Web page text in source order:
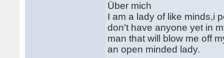
Über mich
I am a lady of like minds,i
don't have anyone yet in
man that will blow me off
an open minded lady.